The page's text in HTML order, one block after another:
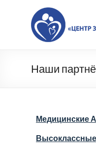
Наши
Медицинские
Высоклассные